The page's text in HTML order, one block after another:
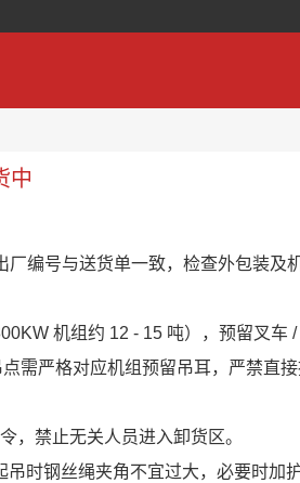
中
编号与送货单一致，检查外包装及
机组约 12 - 15 吨），预留叉车 /
点需严格对应机组预留吊耳，严禁直
，禁止无关人员进入卸货区。
时钢丝绳夹角不宜过大，必要时加